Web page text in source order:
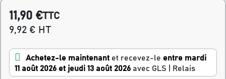
11,90 €TTC
9,92 € HT
Achetez-le maintenant et recevez-le entre mardi
11 août 2026 et jeudi 13 août 2026 avec GLS | Relais